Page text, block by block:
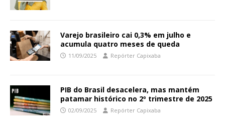
Varejo brasileiro cai 0,3% em julho e
acumula quatro meses de queda
11/09/2025 Repórter Capixaba
PIB do Brasil desacelera, mas mantém
patamar histórico no 2º trimestre de 2025
02/09/2025 Repórter Capixaba